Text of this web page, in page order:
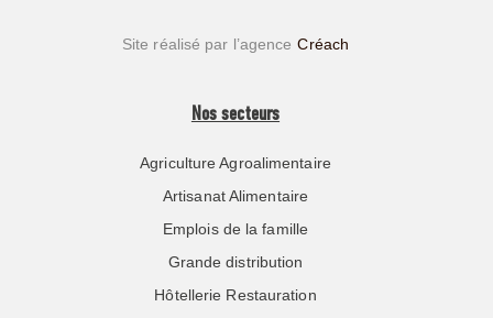
Site réalisé par l’agence Créach
Nos secteurs
Agriculture Agroalimentaire
Artisanat Alimentaire
Emplois de la famille
Grande distribution
Hôtellerie Restauration